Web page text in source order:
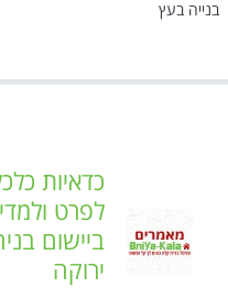
בנייה בעץ
כדאיות
לפרט
ביישום
ירוקה